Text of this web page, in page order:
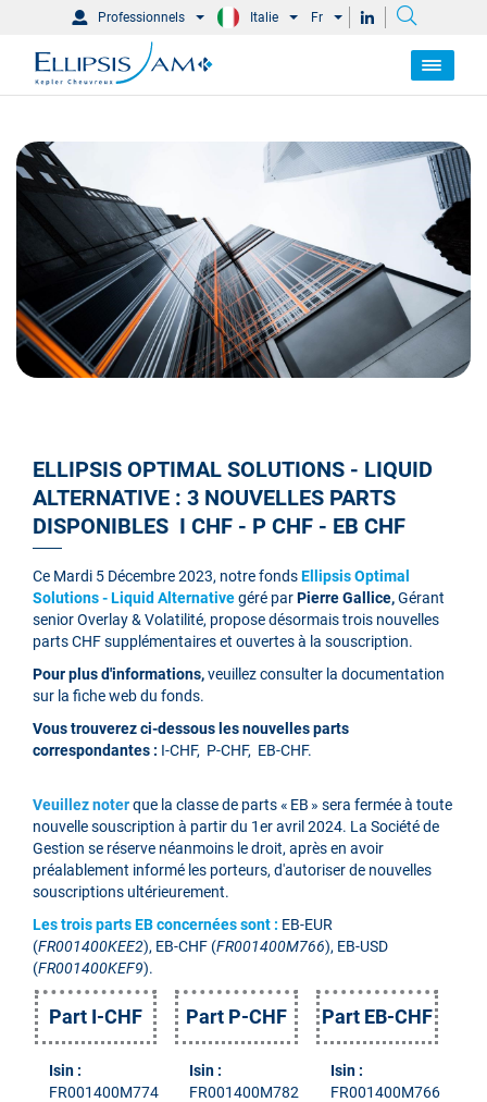
Professionnels Italie Fr
ELLIPSIS OPTIMAL SOLUTIONS - LIQUID
ALTERNATIVE : 3 NOUVELLES PARTS
DISPONIBLES I CHF - P CHF - EB CHF
Ce Mardi 5 Décembre 2023, notre fondsEllipsis Optimal
Solutions - Liquid Alternativegéré parPierre Gallice,Gérant
senior Overlay & Volatilité, propose désormais trois nouvelles
parts CHF supplémentaires et ouvertes à la souscription.
Pour plus d'informations,veuillez consulter la documentation
sur la fiche web du fonds.
Vous trouverez ci-dessous les nouvelles parts
correspondantes : I-CHF, P-CHF, EB-CHF.
Veuillez noterque la classe de parts « EB » sera fermée à toute
nouvelle souscription à partir du 1er avril 2024. La Société de
Gestion se réserve néanmoins le droit, après en avoir
préalablement informé les porteurs, d'autoriser de nouvelles
souscriptions ultérieurement.
Les trois parts EB concernées sont : EB-EUR
(FR001400KEE2), EB-CHF (FR001400M766), EB-USD
(FR001400KEF9).
Part I-CHF Part P-CHF Part EB-CHF
Isin :
FR001400M774
Isin :
FR001400M782
Isin :
FR001400M766